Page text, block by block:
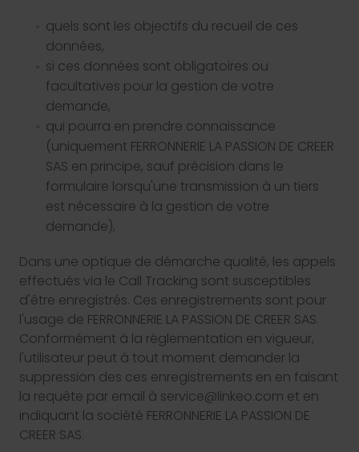
quels sont les objectifs du recueil de ces
données,
si ces données sont obligatoires ou
facultatives pour la gestion de votre
demande,
qui pourra en prendre connaissance
(uniquement FERRONNERIE LA PASSION DE CREER
SAS en principe, sauf précision dans le
formulaire lorsqu'une transmission à un tiers
est nécessaire à la gestion de votre
demande),
Dans une optique de démarche qualité, les appels
effectués via le Call Tracking sont susceptibles
d'être enregistrés. Ces enregistrements sont pour
l'usage de FERRONNERIE LA PASSION DE CREER SAS.
Conformément à la réglementation en vigueur,
l'utilisateur peut à tout moment demander la
suppression des ces enregistrements en en faisant
la requête par email à service@linkeo.com et en
indiquant la société FERRONNERIE LA PASSION DE
CREER SAS.